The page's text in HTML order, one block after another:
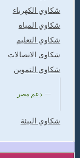
شكاوي الكهرباء
شكاوي المياه
شكاوي التعليم
شكاوي الاتصالات
شكاوي التموين
دعم مصر
شكاوي البيئة